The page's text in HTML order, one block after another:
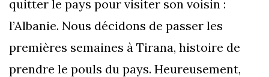
quitter le pays pour visiter son voisin :
l’Albanie. Nous décidons de passer les
premières semaines à Tirana, histoire de
prendre le pouls du pays. Heureusement,